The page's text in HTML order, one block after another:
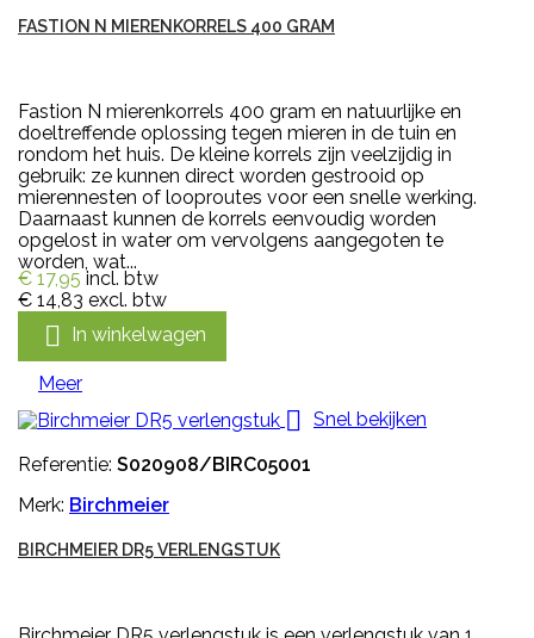
FASTION N MIERENKORRELS 400 GRAM
Fastion N mierenkorrels 400 gram en natuurlijke en
doeltreffende oplossing tegen mieren in de tuin en
rondom het huis. De kleine korrels zijn veelzijdig in
gebruik: ze kunnen direct worden gestrooid op
mierennesten of looproutes voor een snelle werking.
Daarnaast kunnen de korrels eenvoudig worden
opgelost in water om vervolgens aangegoten te
worden, wat...
€ 17,95 incl. btw
€ 14,83 excl. btw
 In winkelwagen
Meer
 Snel bekijken
Referentie: S020908/BIRC05001
Merk: Birchmeier
BIRCHMEIER DR5 VERLENGSTUK